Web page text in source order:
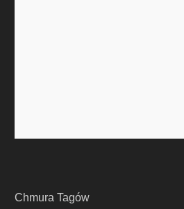
Chmura Tagów